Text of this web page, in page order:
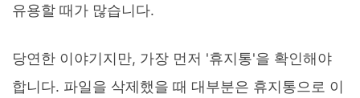
유용할 때가 많습니다.
당연한 이야기지만, 가장 먼저 '휴지통'을 확인해야
합니다. 파일을 삭제했을 때 대부분은 휴지통으로 이